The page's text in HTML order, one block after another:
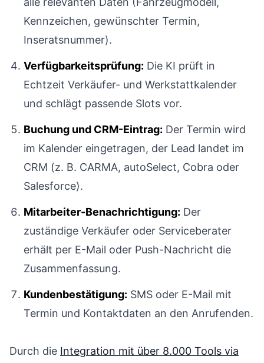
Kennzeichen, gewünschter Termin,
Inseratsnummer).
Verfügbarkeitsprüfung: Die KI prüft in
Echtzeit Verkäufer- und Werkstattkalender
und schlägt passende Slots vor.
Buchung und CRM-Eintrag: Der Termin wird
im Kalender eingetragen, der Lead landet im
CRM (z. B. CARMA, autoSelect, Cobra oder
Salesforce).
Mitarbeiter-Benachrichtigung: Der
zuständige Verkäufer oder Serviceberater
erhält per E-Mail oder Push-Nachricht die
Zusammenfassung.
Kundenbestätigung: SMS oder E-Mail mit
Termin und Kontaktdaten an den Anrufenden.
Durch die Integration mit über 8.000 Tools via